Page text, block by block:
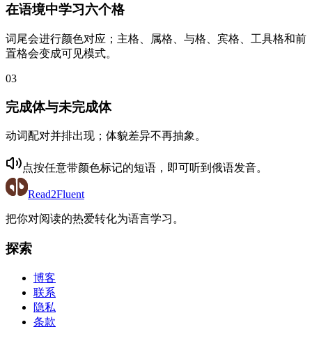
在语境中学习六个格
词尾会进行颜色对应；主格、属格、与格、宾格、工具格和前
置格会变成可见模式。
03
完成体与未完成体
动词配对并排出现；体貌差异不再抽象。
点按任意带颜色标记的短语，即可听到 俄语发音。
Read2Fluent
把你对阅读的热爱转化为语言学习。
探索
博客
联系
隐私
条款